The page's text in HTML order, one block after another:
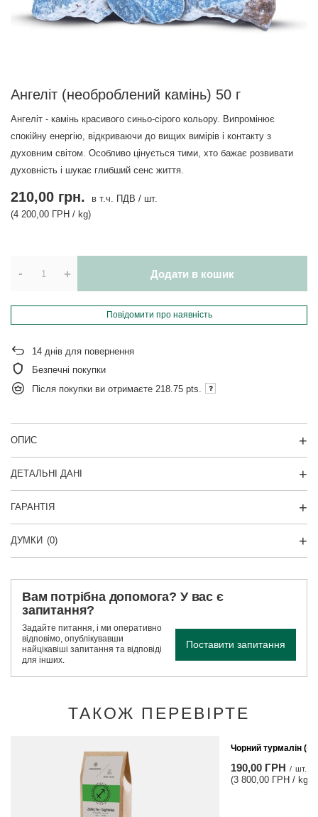
Ангеліт (необроблений камінь) 50 г
Ангеліт - камінь красивого синьо-сірого кольору. Випромінює
спокійну енергію, відкриваючи до вищих вимірів і контакту з
духовним світом. Особливо цінується тими, хто бажає розвивати
духовність і шукає глибший сенс життя.
210,00 грн. в т.ч. ПДВ / шт.
(4 200,00 ГРН / kg)
- + Додати в кошик
Повідомити про наявність
14 днів для повернення
Безпечні покупки
Після покупки ви отримаєте 218.75 pts.
ОПИС
ДЕТАЛЬНІ ДАНІ
ГАРАНТІЯ
ДУМКИ (0)
Вам потрібна допомога? У вас є
запитання?
Задайте питання, і ми оперативно
відповімо, опублікувавши
найцікавіші запитання та відповіді
для інших.
Поставити запитання
ТАКОЖ ПЕРЕВІРТЕ
Чорний турмалін
190,00 ГРН / шт.
(3 800,00 ГРН / kg)